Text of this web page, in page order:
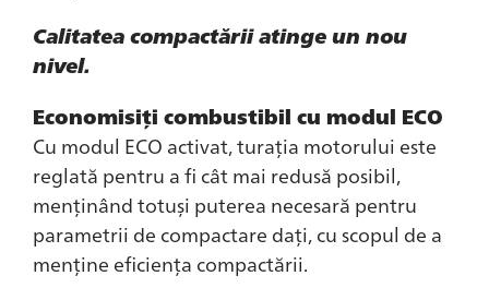
Calitatea compactării atinge un nou
nivel.
Economisiți combustibil cu modul ECO
Cu modul ECO activat, turația motorului este
reglată pentru a fi cât mai redusă posibil,
menținând totuși puterea necesară pentru
parametrii de compactare dați, cu scopul de a
menține eficiența compactării.